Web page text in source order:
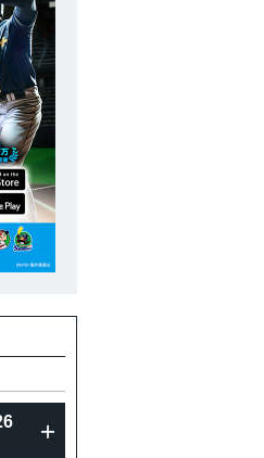
リーズ2025 日本 vs 韓国
投打